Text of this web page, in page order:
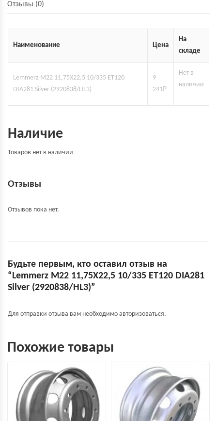
Отзывы (0)
Наименование Цена
На
складе
Lemmerz M22 11,75X22,5 10/335 ET120
DIA281 Silver (2920838/HL3)
9
241₽
Нет в
наличии
Наличие
Товаров нет в наличии
Отзывы
Отзывов пока нет.
Будьте первым, кто оставил отзыв на
“Lemmerz M22 11,75X22,5 10/335 ET120 DIA281
Silver (2920838/HL3)”
Для отправки отзыва вам необходимо авторизоваться.
Похожие товары